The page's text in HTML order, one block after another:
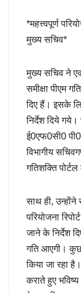
*महत्त्वपूर्ण
मुख्य सचिव*
मुख्य सचिव ने
समीक्षा पीएम
दिए हैं। इसके
निर्देश दिये
ई0एफ0सी0
विभागीय
गतिशक्ति
साथ ही, उन्होंने
परियोजना
जाने के निर्देश
गति आएगी। कुछ
किया जा रहा
कराते हुए